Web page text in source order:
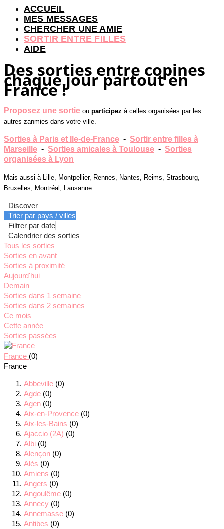
ACCUEIL
MES MESSAGES
CHERCHER UNE AMIE
SORTIR ENTRE FILLES
AIDE
Des sorties entre copines
chaque jour partout en
France !
Proposez une sortie ou participez à celles organisées par les
autres zanmies dans votre ville.
Sorties à Paris et Ile-de-France - Sortir entre filles à
Marseille - Sorties amicales à Toulouse - Sorties
organisées à Lyon
Mais aussi à Lille, Montpellier, Rennes, Nantes, Reims, Strasbourg,
Bruxelles, Montréal, Lausanne...
Discover
Trier par pays / villes
Filtrer par date
Calendrier des sorties
Tous les sorties
Sorties en avant
Sorties à proximité
Aujourd'hui
Demain
Sorties dans 1 semaine
Sorties dans 2 semaines
Ce mois
Cette année
Sorties passées
France (0)
France
Abbeville (0)
Agde (0)
Agen (0)
Aix-en-Provence (0)
Aix-les-Bains (0)
Ajaccio (2A) (0)
Albi (0)
Alençon (0)
Alès (0)
Amiens (0)
Angers (0)
Angoulême (0)
Annecy (0)
Annemasse (0)
Antibes (0)